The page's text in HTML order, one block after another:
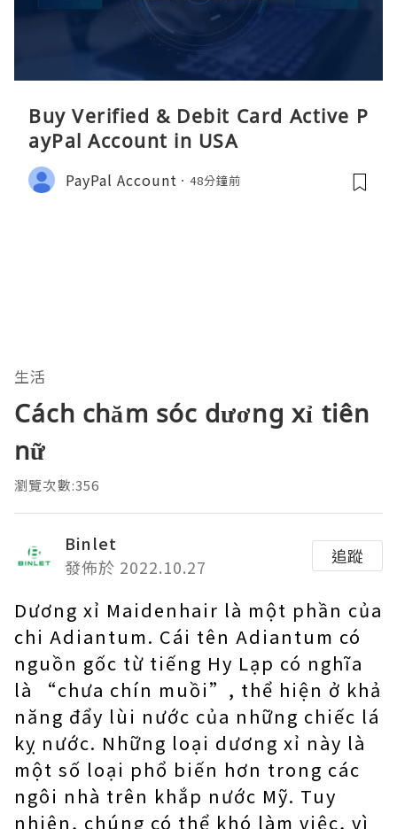
Buy Verified & Debit Card Active P
ayPal Account in USA
PayPal Account 48分鐘前
生活
Cách chăm sóc dương xỉ tiên
nữ
瀏覽次數:356
Binlet
發佈於 2022.10.27
追蹤
Dương xỉ Maidenhair là một phần của
chi Adiantum. Cái tên Adiantum có
nguồn gốc từ tiếng Hy Lạp có nghĩa
là “chưa chín muồi”, thể hiện ở khả
năng đẩy lùi nước của những chiếc lá
kỵ nước. Những loại dương xỉ này là
một số loại phổ biến hơn trong các
ngôi nhà trên khắp nước Mỹ. Tuy
nhiên, chúng có thể khó làm việc, vì